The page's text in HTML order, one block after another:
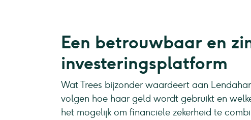
Een betrouwbaar en
investeringsplatform
Wat Trees bijzonder waardeert aan
volgen hoe haar geld wordt gebruikt en
het mogelijk om financiële zekerheid te